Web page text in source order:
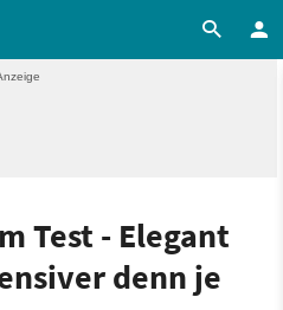
Test - Elegant
denn je